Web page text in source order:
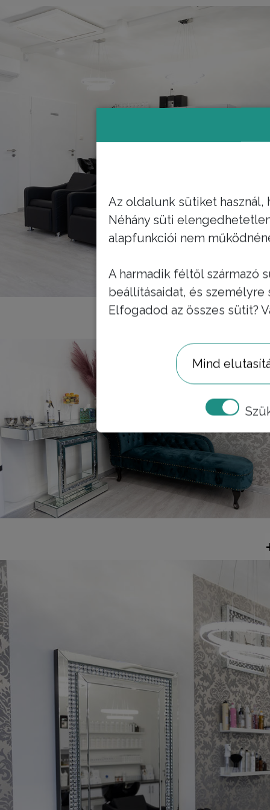
+
Az oldalunk sütiket
Néhány süti
alapfunkciói nem
A harmadik féltől származó
beállításaidat, és
Elfogadod az összes sütit?
Mind